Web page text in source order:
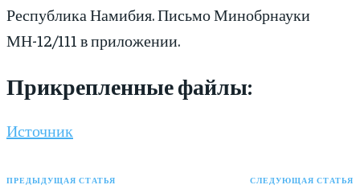
Республика Намибия. Письмо Минобрнауки
МН-12/111 в приложении.
Прикрепленные файлы:
Источник
ПРЕДЫДУЩАЯ СТАТЬЯ СЛЕДУЮЩАЯ СТАТЬЯ